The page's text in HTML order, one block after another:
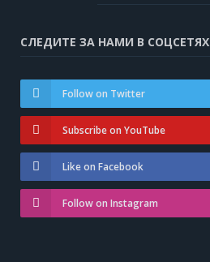
СЛЕДИТЕ ЗА НАМИ В СОЦСЕТЯХ
Follow on Twitter
Subscribe on YouTube
Like on Facebook
Follow on Instagram